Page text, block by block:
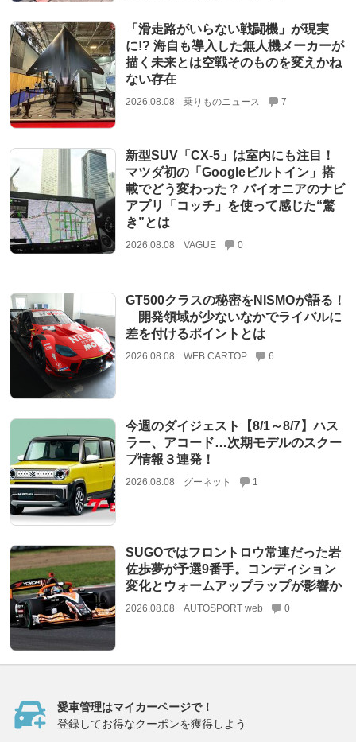
「滑走路がいらない戦闘機」が現実
に!? 海自も導入した無人機メーカーが
描く未来とは空戦そのものを変えかね
ない存在
2026.08.08 乗りものニュース 7
新型SUV「CX-5」は室内にも注目！
マツダ初の「Googleビルトイン」搭
載でどう変わった？ パイオニアのナビ
アプリ「コッチ」を使って感じた“驚
き”とは
2026.08.08 VAGUE 0
GT500クラスの秘密をNISMOが語る！
開発領域が少ないなかでライバルに
差を付けるポイントとは
2026.08.08 WEB CARTOP 6
今週のダイジェスト【8/1～8/7】ハス
ラー、アコード…次期モデルのスクー
プ情報３連発！
2026.08.08 グーネット 1
SUGOではフロントロウ常連だった岩
佐歩夢が予選9番手。コンディション
変化とウォームアップラップが影響か
2026.08.08 AUTOSPORT web 0
愛車管理はマイカーページで！
登録してお得なクーポンを獲得しよう